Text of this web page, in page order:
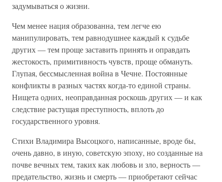
задумываться о жизни.
Чем менее нация образованна, тем легче ею
манипулировать, тем равнодушнее каждый к судьбе
других — тем проще заставить принять и оправдать
жестокость, примитивность чувств, проще обмануть.
Глупая, бессмысленная война в Чечне. Постоянные
конфликты в разных частях когда-то единой страны.
Нищета одних, неоправданная роскошь других — и как
следствие растущая преступность, вплоть до
государственного уровня.
Стихи Владимира Высоцкого, написанные, вроде бы,
очень давно, в иную, советскую эпоху, но созданные на
почве вечных тем, таких как любовь и зло, верность —
предательство, жизнь и смерть — приобретают сейчас